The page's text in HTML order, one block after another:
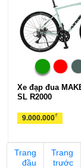
Xe đạp đua
SL R2000
9.000.000₫
Trang
đầu
Trang
trước